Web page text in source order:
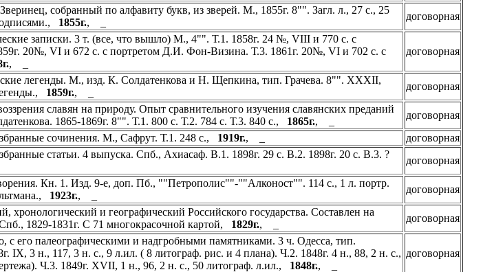
собранный по алфавиту букв, из зверей. М., 1855г. 8"". Загл. л., 27 с., 25
1855г., _
договорная
записки. 3 т. (все, что вышло) М., 4"". Т.1. 1858г. 24 №, VIII и 770 с. с
20№, VI и 672 с. с портретом Д.И. Фон-Визина. Т.3. 1861г. 20№, VI и 702 с. с
, _
договорная
легенды. М., изд. К. Солдатенкова и Н. Щепкина, тип. Грачева. 8"". XXXII,
1859г., _
договорная
славян на природу. Опыт сравнительного изучения славянских преданий
1865-1869г. 8"". Т.1. 800 с. Т.2. 784 с. Т.3. 840 с., 1865г., _
договорная
сочинения. М., Сафрут. Т.1. 248 с., 1919г., _
договорная
статьи. 4 выпуска. Спб., Ахиасаф. В.1. 1898г. 29 с. В.2. 1898г. 20 с. В.3. ?
договорная
Кн. 1. Изд. 9-е, доп. Пб., ""Петрополис""-""Алконост"". 114 с., 1 л. портр.
1923г., _
договорная
хронологический и географический Российского государства. Составлен на
1829-1831г. С 71 многокрасочной картой, 1829г., _
договорная
с его палеографическими и надгробными памятниками. 3 ч. Одесса, тип.
IX, 3 н., 117, 3 н. с., 9 л.ил. ( 8 литограф. рис. и 4 плана). Ч.2. 1848г. 4 н., 88, 2 н. с.,
Ч.3. 1849г. XVII, 1 н., 96, 2 н. с., 50 литограф. л.ил., 1848г., _
договорная